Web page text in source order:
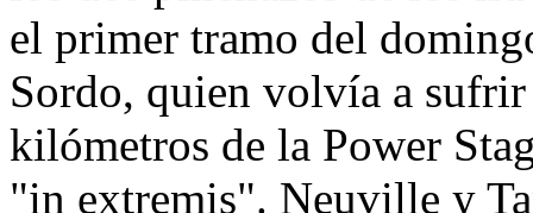
el primer tramo del
Sordo, quien volvía a
kilómetros de la Power
"in extremis". Neuville y